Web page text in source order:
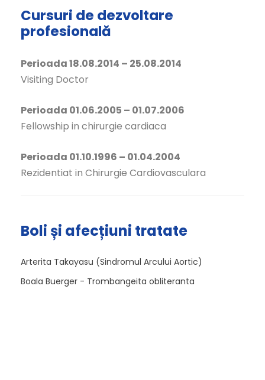
Cursuri de dezvoltare
profesională
Perioada 18.08.2014 – 25.08.2014
Visiting Doctor
Perioada 01.06.2005 – 01.07.2006
Fellowship in chirurgie cardiaca
Perioada 01.10.1996 – 01.04.2004
Rezidentiat in Chirurgie Cardiovasculara
Boli și afecțiuni tratate
Arterita Takayasu (Sindromul Arcului Aortic)
Boala Buerger - Trombangeita obliteranta